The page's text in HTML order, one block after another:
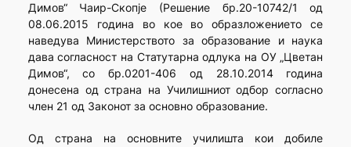
Димов“ Чаир-Скопје (Решение бр.20-10742/1 од
08.06.2015 година во кое во образложението се
наведува Министерството за образование и наука
дава согласност на Статутарна одлука на ОУ „Цветан
Димов“, со бр.0201-406 од 28.10.2014 година
донесена од страна на Училишниот одбор согласно
член 21 од Законот за основно образование.
Од страна на основните училишта кои добиле